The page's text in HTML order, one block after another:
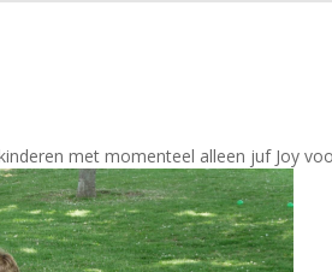
met momenteel alleen juf Joy